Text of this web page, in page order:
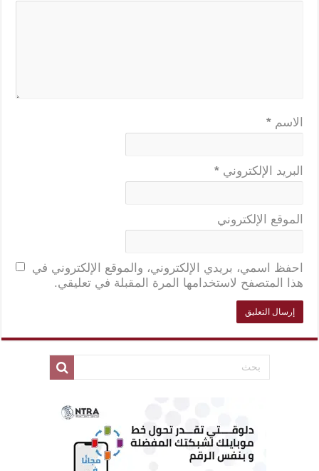
الاسم *
البريد الإلكتروني *
الموقع الإلكتروني
احفظ اسمي، بريدي الإلكتروني، والموقع الإلكتروني في
هذا المتصفح لاستخدامها المرة المقبلة في تعليقي.